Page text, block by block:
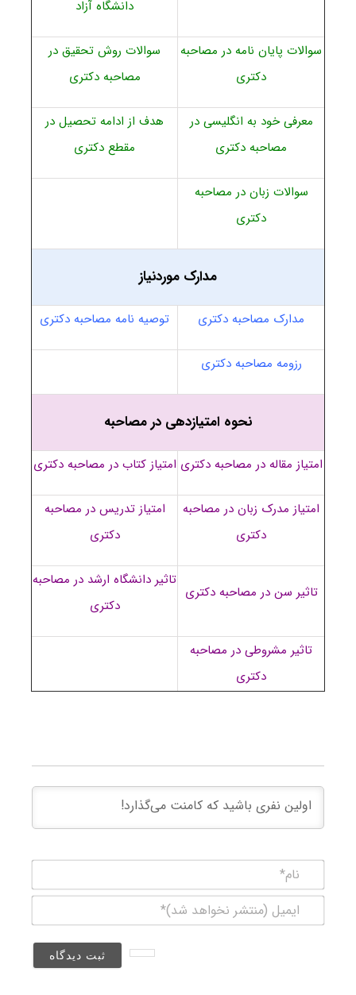
دانشگاه آزاد
سوالات پایان نامه در مصاحبه
دکتری
سوالات روش تحقیق در
مصاحبه دکتری
معرفی خود به انگلیسی در
مصاحبه دکتری
هدف از ادامه تحصیل در
مقطع دکتری
سوالات زبان در مصاحبه
دکتری
مدارک موردنیاز
مدارک مصاحبه دکتری توصیه نامه مصاحبه دکتری
رزومه مصاحبه دکتری
نحوه امتیازدهی در مصاحبه
امتیاز مقاله در مصاحبه دکتری امتیاز کتاب در مصاحبه دکتری
امتیاز مدرک زبان در مصاحبه
دکتری
امتیاز تدریس در مصاحبه
دکتری
تاثیر سن در مصاحبه دکتری
تاثیر دانشگاه ارشد در مصاحبه
دکتری
تاثیر مشروطی در مصاحبه
دکتری
(منتشر